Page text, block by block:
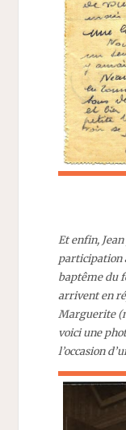
Et enfin,
participation
baptême du
arrivent en
Marguerite
voici une
l’occasion